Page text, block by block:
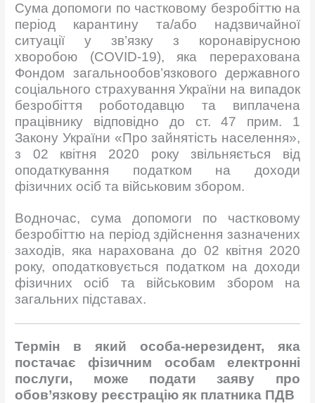
Сума допомоги по частковому безробіттю на
період карантину та/або надзвичайної
ситуації у зв’язку з коронавірусною
хворобою (COVID-19), яка перерахована
Фондом загальнообов’язкового державного
соціального страхування України на випадок
безробіття роботодавцю та виплачена
працівнику відповідно до ст. 47 прим. 1
Закону України «Про зайнятість населення»,
з 02 квітня 2020 року звільняється від
оподаткування податком на доходи
фізичних осіб та військовим збором.
Водночас, сума допомоги по частковому
безробіттю на період здійснення зазначених
заходів, яка нарахована до 02 квітня 2020
року, оподатковується податком на доходи
фізичних осіб та військовим збором на
загальних підставах.
Термін в який особа-нерезидент, яка
постачає фізичним особам електронні
послуги, може подати заяву про
обов’язкову реєстрацію як платника ПДВ